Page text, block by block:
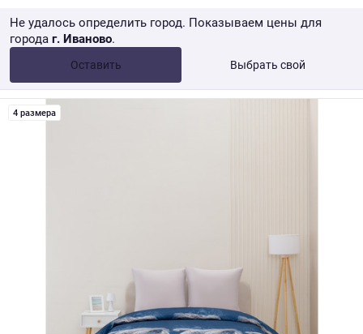
Не удалось определить город. Показываем цены для
города г. Иваново.
Оставить Выбрать свой
от 10 000 ₽ Розница → WB
4 размера